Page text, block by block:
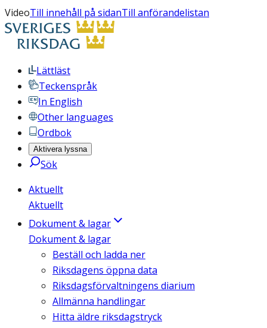
VideoTill innehåll på sidanTill anförandelistan
Lättläst
Teckenspråk
In English
Other languages
Ordbok
Aktivera lyssna
Sök
Aktuellt
Aktuellt
Dokument & lagar
Dokument & lagar
Beställ och ladda ner
Riksdagens öppna data
Riksdagsförvaltningens diarium
Allmänna handlingar
Hitta äldre riksdagstryck